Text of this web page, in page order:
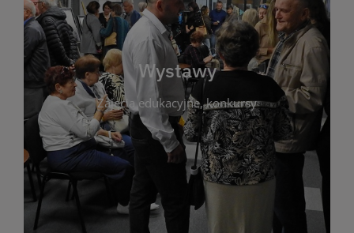
Wystawy
Zajęcia edukacyjne, konkursy
Wystawy
Biblioteka organizuje prezentujące zarówno
sztukę lokalnych twórców, jak i zbiory tematyczne.
W tej sekcji znajdziesz informacje o aktualnych
ekspozycjach oraz archiwum wystaw z
poprzednich lat. Prezentowane prace obejmują
malarstwo, fotografię, rękodzieło i inne formy
artystyczne. Każda wystawa to wyjątkowa okazja
do kontaktu z kulturą i sztuką w przestrzeni
biblioteki. Serdecznie zapraszamy wszystkich